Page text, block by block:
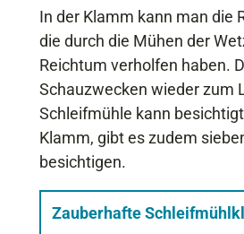
In der Klamm kann man die
die durch die Mühen der
Reichtum verholfen haben.
Schauzwecken wieder zum
Schleifmühle kann
Klamm, gibt es zudem
besichtigen.
Zauberhafte